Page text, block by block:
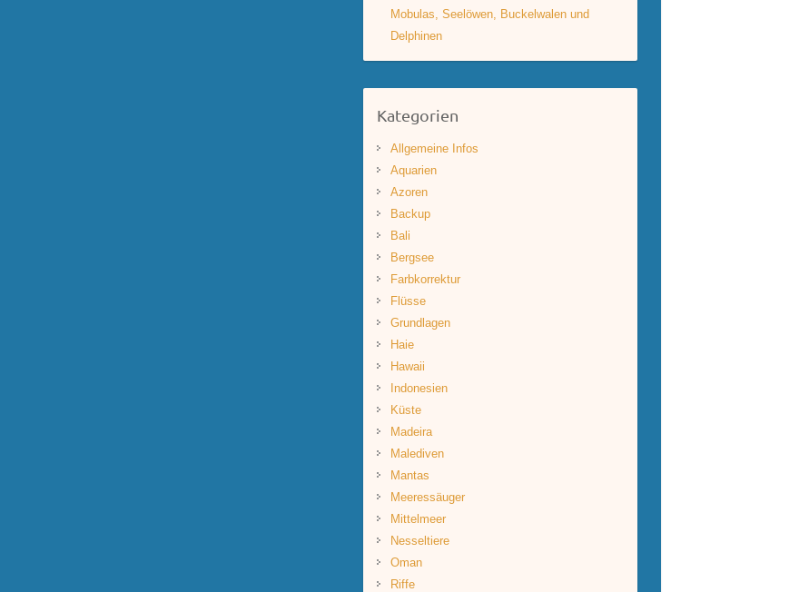
Mobulas, Seelöwen, Buckelwalen und
Delphinen
Kategorien
Allgemeine Infos
Aquarien
Azoren
Backup
Bali
Bergsee
Farbkorrektur
Flüsse
Grundlagen
Haie
Hawaii
Indonesien
Küste
Madeira
Malediven
Mantas
Meeressäuger
Mittelmeer
Nesseltiere
Oman
Riffe